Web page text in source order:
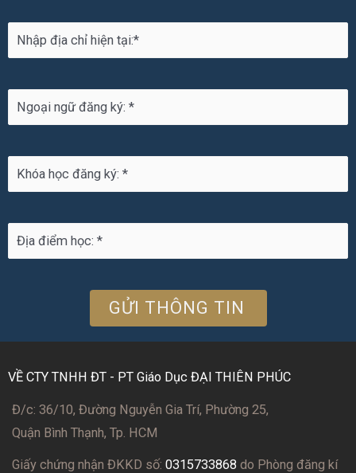
VỀ CTY TNHH ĐT - PT Giáo Dục ĐẠI THIÊN PHÚC
Đ/c: 36/10, Đường Nguyễn Gia Trí, Phường 25,
Quận Bình Thạnh, Tp. HCM
Giấy chứng nhận ĐKKD số: 0315733868 do Phòng đăng kí